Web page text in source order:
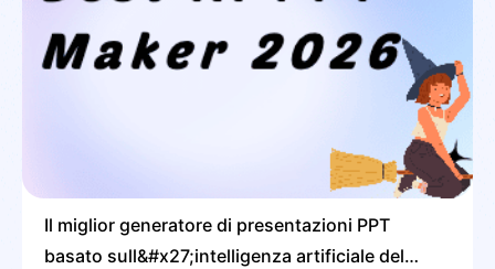
Il miglior generatore di presentazioni PPT
basato sull&#x27;intelligenza artificiale del